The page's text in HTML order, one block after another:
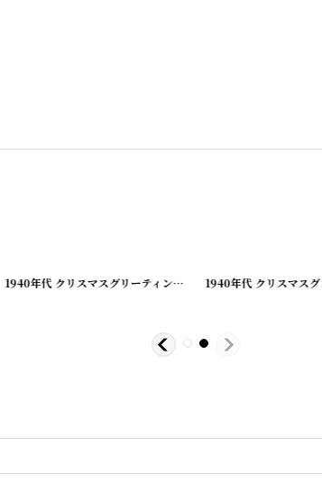
[210928-4] 1940年代 クリスマスグリーティング ビンテージカード [